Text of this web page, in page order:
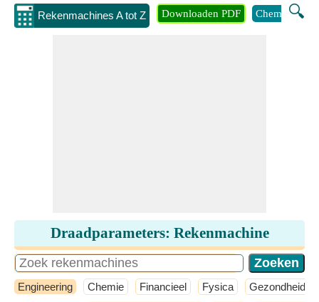
Rekenmachines A tot Z 🔍
Downloaden PDF Chemie
Draadparameters: Rekenmachine
Engineering Chemie Financieel Fysica Gezondheid